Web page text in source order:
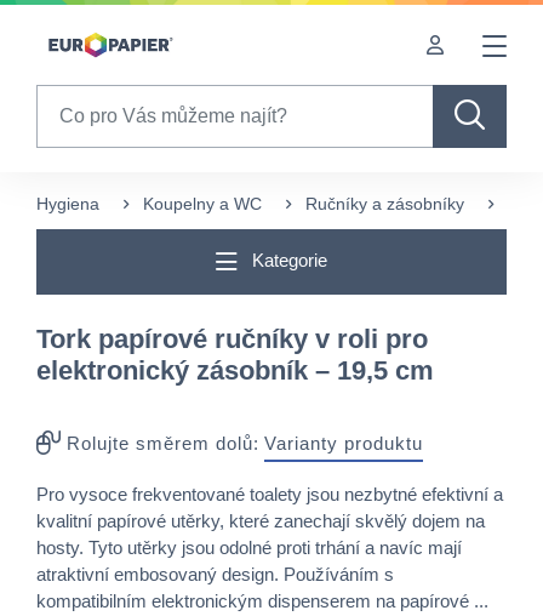
Table Of Content
Hygiena Koupelny a WC Ručníky a zásobníky
Kategorie
Tork papírové ručníky v roli pro
elektronický zásobník – 19,5 cm
Rolujte směrem dolů: Varianty produktu
Pro vysoce frekventované toalety jsou nezbytné efektivní a
kvalitní papírové utěrky, které zanechají skvělý dojem na
hosty. Tyto utěrky jsou odolné proti trhání a navíc mají
atraktivní embosovaný design. Používáním s
kompatibilním elektronickým dispenserem na papírové ...